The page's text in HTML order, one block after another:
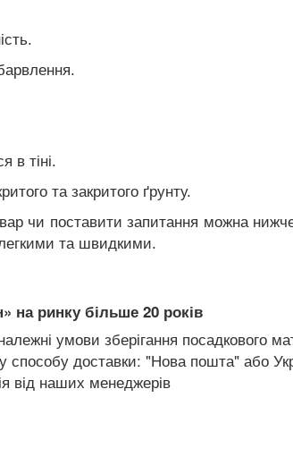
в тіні.
та закритого ґрунту.
чи поставити запитання можна
та швидкими.
на ринку більше 20 років
умови зберігання посадкового
способу доставки: "Нова пошта" або
від наших менеджерів